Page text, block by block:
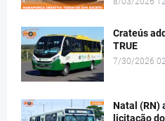
Crateús
TRUE
7/30/2026
Natal (RN)
licitação